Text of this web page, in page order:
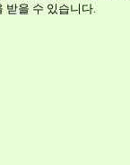
받을 수 있습니다.